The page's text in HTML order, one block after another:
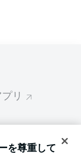
リ
ャー
を尊重して